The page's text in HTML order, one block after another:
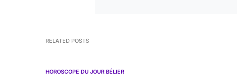
RELATED POSTS
HOROSCOPE DU JOUR BÉLIER